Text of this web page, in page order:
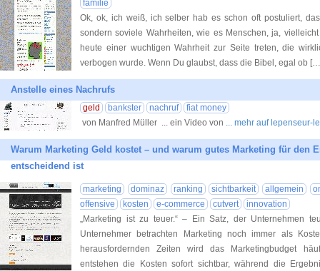
familie
Ok, ok, ich weiß, ich selber hab es schon oft postuliert,
sondern soviele Wahrheiten, wie es Menschen, ja,
heute einer wuchtigen Wahrheit zur Seite treten, die
verbogen wurde. Wenn Du glaubst, dass die Bibel, egal ob […
Anstelle eines Nachrufs
geld bankster nachruf
fiat money
von Manfred Müller ... ein Video von ... mehr auf lepenseur-
Warum Marketing Geld kostet – und warum gutes Marketing für den
entscheidend ist
marketing dominaz ranking sichtbarkeit allgemein
offensive
kosten e-commerce cutvert
innovation
„Marketing ist zu teuer.“ – Ein Satz, der Unternehmen
Unternehmer betrachten Marketing noch immer als
herausfordernden Zeiten wird das Marketingbudget
entstehen die Kosten sofort sichtbar, während die